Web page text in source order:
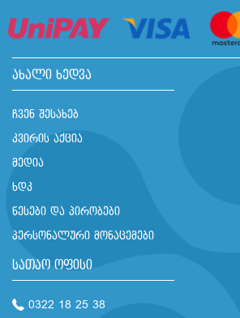
ახალი ხედვა
ჩვენ შესახებ
კვირის აქცია
მედია
ხდკ
წესები და პირობები
პერსონალური მონაცემები
სათაო ოფისი
0322 18 25 38